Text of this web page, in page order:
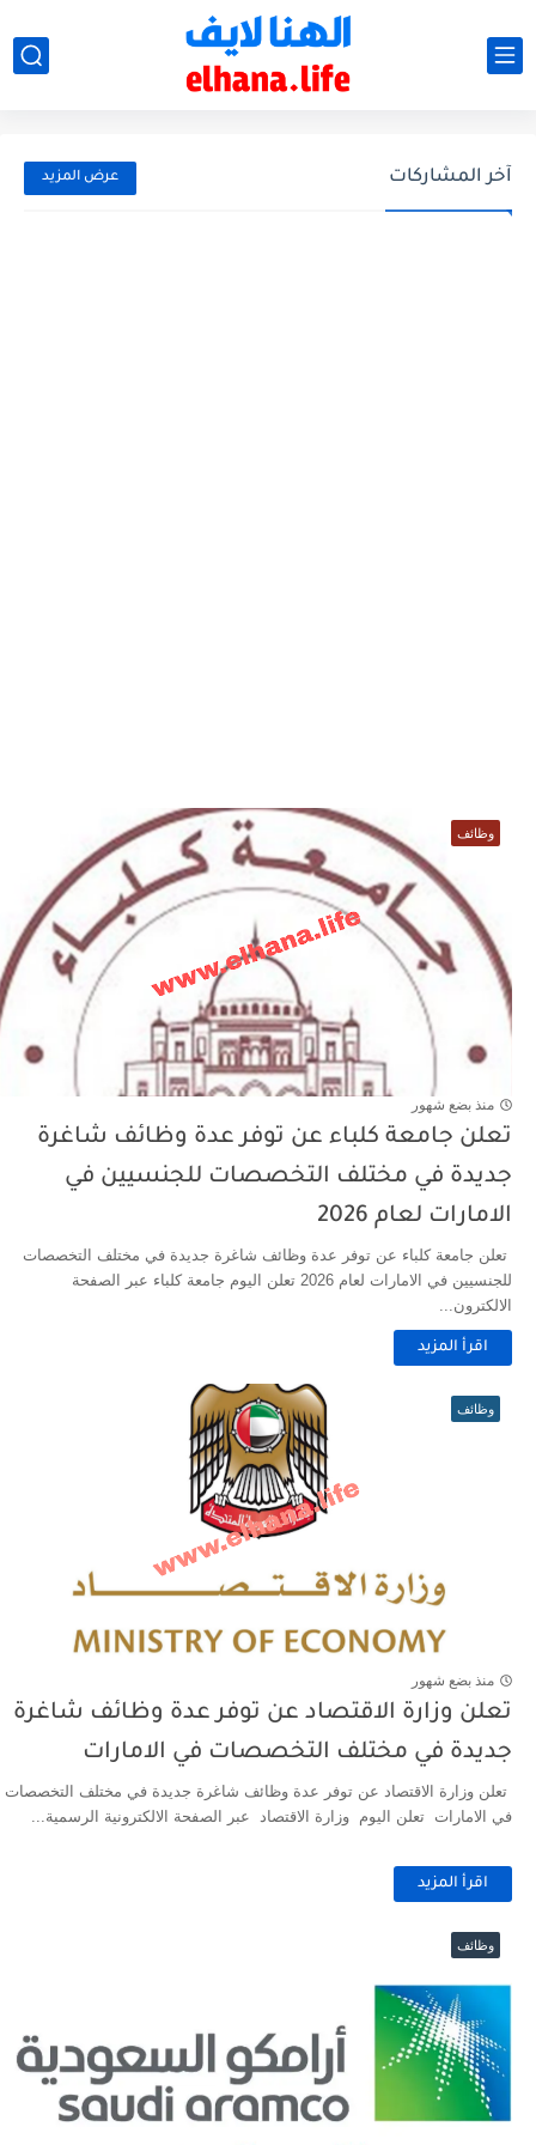
آخر المشاركات عرض المزيد
وظائف
منذ بضع شهور
تعلن جامعة كلباء عن توفر عدة وظائف شاغرة
جديدة في مختلف التخصصات للجنسيين في
الامارات لعام 2026
تعلن جامعة كلباء عن توفر عدة وظائف شاغرة جديدة في مختلف التخصصات
للجنسيين في الامارات لعام 2026 تعلن اليوم جامعة كلباء عبر الصفحة
الالكترون...
اقرأ المزيد
وظائف
منذ بضع شهور
تعلن وزارة الاقتصاد عن توفر عدة وظائف شاغرة
جديدة في مختلف التخصصات في الامارات
تعلن وزارة الاقتصاد عن توفر عدة وظائف شاغرة جديدة في مختلف التخصصات
في الامارات تعلن اليوم وزارة الاقتصاد عبر الصفحة الالكترونية الرسمية...
اقرأ المزيد
وظائف